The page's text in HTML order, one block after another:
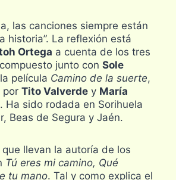
las canciones siempre están
historia”. La reflexión está
Ortega a cuenta de los tres
junto con Sole
película Camino de la suerte,
por Tito Valverdey María
. Ha sido rodada en Sorihuela
Beas de Segura y Jaén.
llevan la autoría de los
Tú eres mi camino, Qué
tu mano. Tal y como explica el